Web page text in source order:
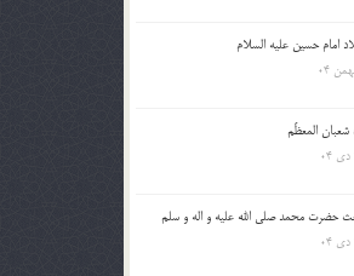
امام حسین علیه السلام
شعبان المعظّم
حضرت محمد صلی الله علیه و اله و سلم